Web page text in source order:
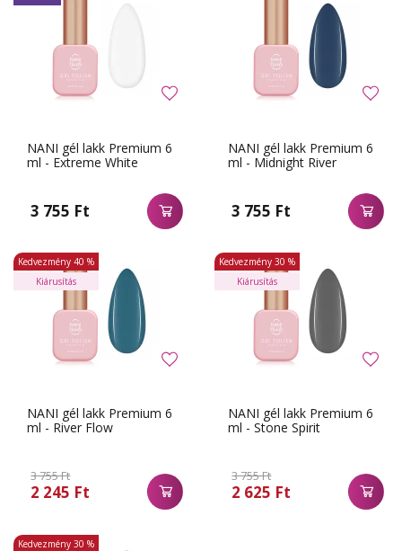
NANI gél lakk Premium 6
ml - Extreme White
3 755 Ft
NANI gél lakk Premium 6
ml - Midnight River
3 755 Ft
NANI gél lakk Premium 6
ml - River Flow
3 755 Ft
2 245 Ft
Kedvezmény 40 %
Kiárusítás
NANI gél lakk Premium 6
ml - Stone Spirit
3 755 Ft
2 625 Ft
Kedvezmény 30 %
Kiárusítás
Kedvezmény 30 %